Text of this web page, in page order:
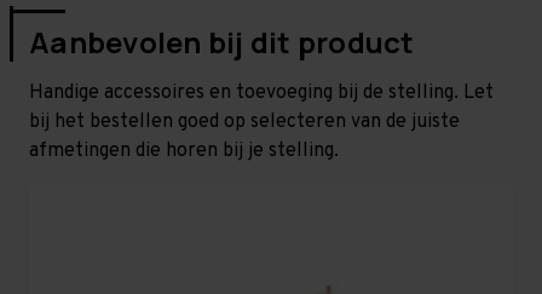
Aanbevolen bij dit product
Handige accessoires en toevoeging bij de stelling. Let
bij het bestellen goed op selecteren van de juiste
afmetingen die horen bij je stelling.